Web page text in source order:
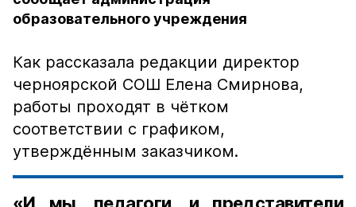
образовательного учреждения
Как рассказала редакции директор
черноярской СОШ Елена Смирнова,
работы проходят в чётком
соответствии с графиком,
утверждённым заказчиком.